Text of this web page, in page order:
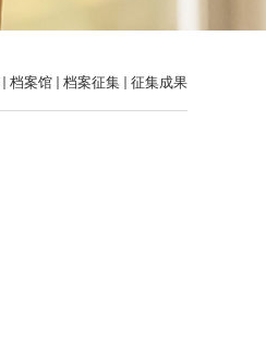
档案馆 档案征集 征集成果